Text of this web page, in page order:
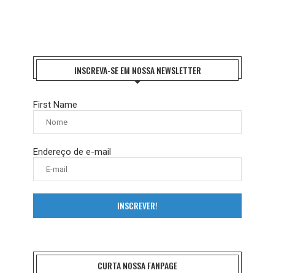
INSCREVA-SE EM NOSSA NEWSLETTER
First Name
Endereço de e-mail
INSCREVER!
CURTA NOSSA FANPAGE